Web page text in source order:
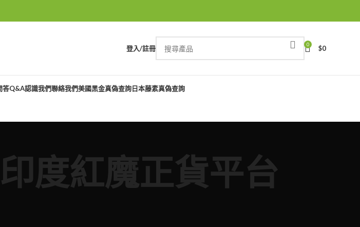
登入/註冊 0 $0
答Q&A認識我們聯絡我們美國黑金真偽查詢日本藤素真偽查詢
度紅魔正貨平台